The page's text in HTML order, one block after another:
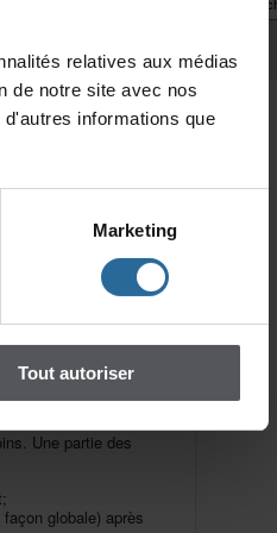
Marketing
Toutautoriser